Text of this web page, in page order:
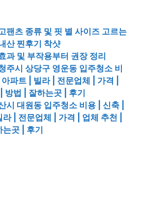
팬츠 종류 및 핏 별 사이즈 고르는
산 찐후기 착샷
과 및 부작용부터 권장 정리
주시 상당구 영운동 입주청소 비
파트 | 빌라 | 전문업체 | 가격 |
방법 | 잘하는곳 | 후기
시 대원동 입주청소 비용 | 신축 |
| 전문업체 | 가격 | 업체 추천 |
는곳 | 후기